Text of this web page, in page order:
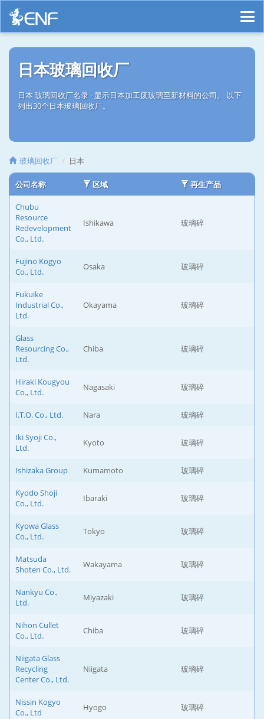
日本玻璃回收厂
日本 玻璃回收厂名录 - 显示日本加工废玻璃至新材料的公司。 以下
列出30个日本玻璃回收厂。
玻璃回收厂 日本
公司名称 区域 再生产品
Chubu
Resource
Redevelopment
Co., Ltd.
Ishikawa 玻璃碎
Fujino Kogyo
Co., Ltd.
Osaka 玻璃碎
Fukuike
Industrial Co.,
Ltd.
Okayama 玻璃碎
Glass
Resourcing Co.,
Ltd.
Chiba 玻璃碎
Hiraki Kougyou
Co., Ltd.
Nagasaki 玻璃碎
I.T.O. Co., Ltd. Nara 玻璃碎
Iki Syoji Co.,
Ltd.
Kyoto 玻璃碎
Ishizaka Group Kumamoto 玻璃碎
Kyodo Shoji
Co., Ltd.
Ibaraki 玻璃碎
Kyowa Glass
Co., Ltd.
Tokyo 玻璃碎
Matsuda
Shoten Co., Ltd.
Wakayama 玻璃碎
Nankyu Co.,
Ltd.
Miyazaki 玻璃碎
Nihon Cullet
Co., Ltd.
Chiba 玻璃碎
Niigata Glass
Recycling
Center Co., Ltd.
Niigata 玻璃碎
Nissin Kogyo
Co., Ltd
Hyogo 玻璃碎